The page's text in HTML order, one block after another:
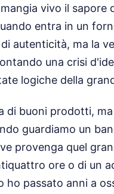
vivo il sapore
entra in un
autenticità, ma la
una crisi
logiche della
di buoni prodotti,
guardiamo un
provenga quel
ore o di un
ho passato anni a